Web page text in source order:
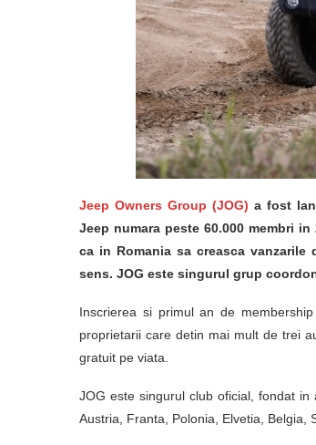
Jeep Owners Group (JOG) a fost
Jeep numara peste 60.000 membri
ca in Romania sa creasca
sens. JOG este singurul grup
Inscrierea si primul an de
proprietarii care detin mai mult de trei
gratuit pe viata.
JOG este singurul club oficial, fondat
Austria, Franta, Polonia, Elvetia, Belgia,